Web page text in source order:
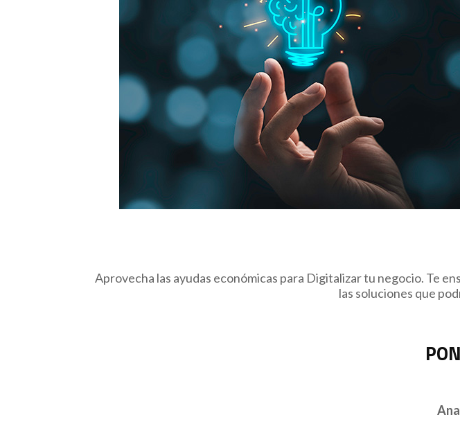
Aprovecha las ayudas económicas para Digitalizar tu negocio. Te
las soluciones que